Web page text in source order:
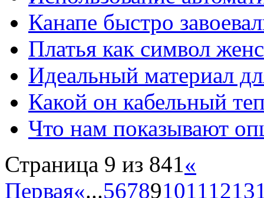
Канапе быстро
Платья как символ
Идеальный материал
Какой он кабельный
Что нам показывают
Страница 9 из 841«
Первая«...5678910111213